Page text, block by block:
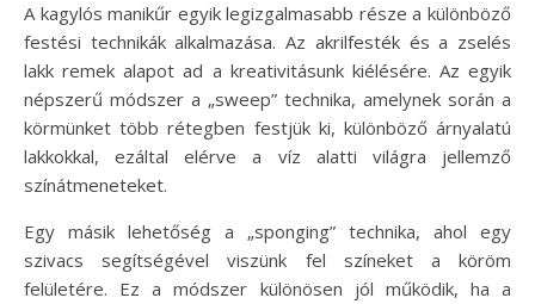
A kagylós manikűr egyik legizgalmasabb része a különböző
festési technikák alkalmazása. Az akrilfesték és a zselés
lakk remek alapot ad a kreativitásunk kiélésére. Az egyik
népszerű módszer a „sweep” technika, amelynek során a
körmünket több rétegben festjük ki, különböző árnyalatú
lakkokkal, ezáltal elérve a víz alatti világra jellemző
színátmeneteket.
Egy másik lehetőség a „sponging” technika, ahol egy
szivacs segítségével viszünk fel színeket a köröm
felületére. Ez a módszer különösen jól működik, ha a